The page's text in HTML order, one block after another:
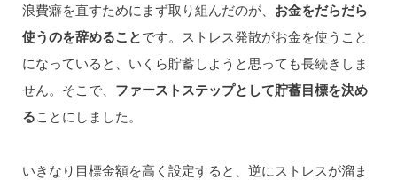
浪費癖を直すためにまず取り組んだのが、 お金をだらだら
使うのを辞めることです。ストレス発散がお金を使うこと
になっていると、いくら貯蓄しようと思っても長続きしま
せん。そこで、 ファーストステップとして貯蓄目標を決め
ることにしました。
いきなり目標金額を高く設定すると、逆にストレスが溜ま